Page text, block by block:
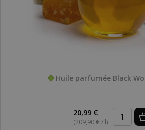
Huile parfumée Black
20,99 €
(209,90 € / l)